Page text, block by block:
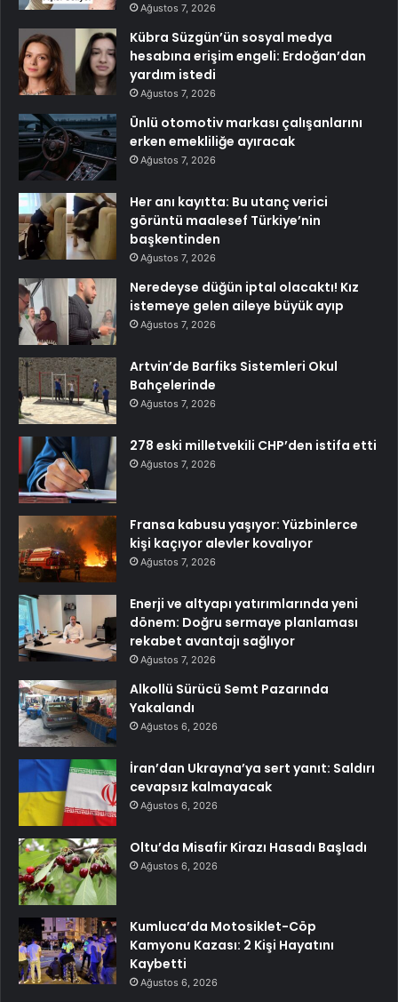
Ağustos 7, 2026
Kübra Süzgün’ün sosyal medya
hesabına erişim engeli: Erdoğan’dan
yardım istedi
Ağustos 7, 2026
Ünlü otomotiv markası çalışanlarını
erken emekliliğe ayıracak
Ağustos 7, 2026
Her anı kayıtta: Bu utanç verici
görüntü maalesef Türkiye’nin
başkentinden
Ağustos 7, 2026
Neredeyse düğün iptal olacaktı! Kız
istemeye gelen aileye büyük ayıp
Ağustos 7, 2026
Artvin’de Barfiks Sistemleri Okul
Bahçelerinde
Ağustos 7, 2026
278 eski milletvekili CHP’den istifa etti
Ağustos 7, 2026
Fransa kabusu yaşıyor: Yüzbinlerce
kişi kaçıyor alevler kovalıyor
Ağustos 7, 2026
Enerji ve altyapı yatırımlarında yeni
dönem: Doğru sermaye planlaması
rekabet avantajı sağlıyor
Ağustos 7, 2026
Alkollü Sürücü Semt Pazarında
Yakalandı
Ağustos 6, 2026
İran’dan Ukrayna’ya sert yanıt: Saldırı
cevapsız kalmayacak
Ağustos 6, 2026
Oltu’da Misafir Kirazı Hasadı Başladı
Ağustos 6, 2026
Kumluca’da Motosiklet-Cöp
Kamyonu Kazası: 2 Kişi Hayatını
Kaybetti
Ağustos 6, 2026